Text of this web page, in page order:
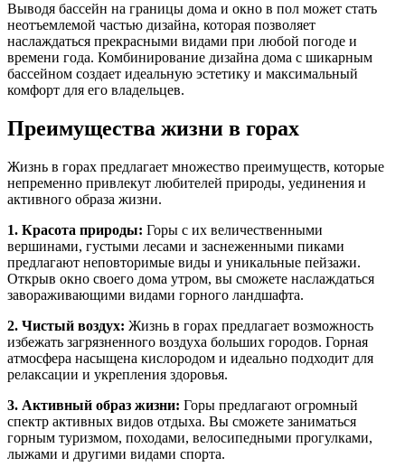
Выводя бассейн на границы дома и окно в пол может стать
неотъемлемой частью дизайна, которая позволяет
наслаждаться прекрасными видами при любой погоде и
времени года. Комбинирование дизайна дома с шикарным
бассейном создает идеальную эстетику и максимальный
комфорт для его владельцев.
Преимущества жизни в горах
Жизнь в горах предлагает множество преимуществ, которые
непременно привлекут любителей природы, уединения и
активного образа жизни.
1. Красота природы: Горы с их величественными
вершинами, густыми лесами и заснеженными пиками
предлагают неповторимые виды и уникальные пейзажи.
Открыв окно своего дома утром, вы сможете наслаждаться
завораживающими видами горного ландшафта.
2. Чистый воздух: Жизнь в горах предлагает возможность
избежать загрязненного воздуха больших городов. Горная
атмосфера насыщена кислородом и идеально подходит для
релаксации и укрепления здоровья.
3. Активный образ жизни: Горы предлагают огромный
спектр активных видов отдыха. Вы сможете заниматься
горным туризмом, походами, велосипедными прогулками,
лыжами и другими видами спорта.